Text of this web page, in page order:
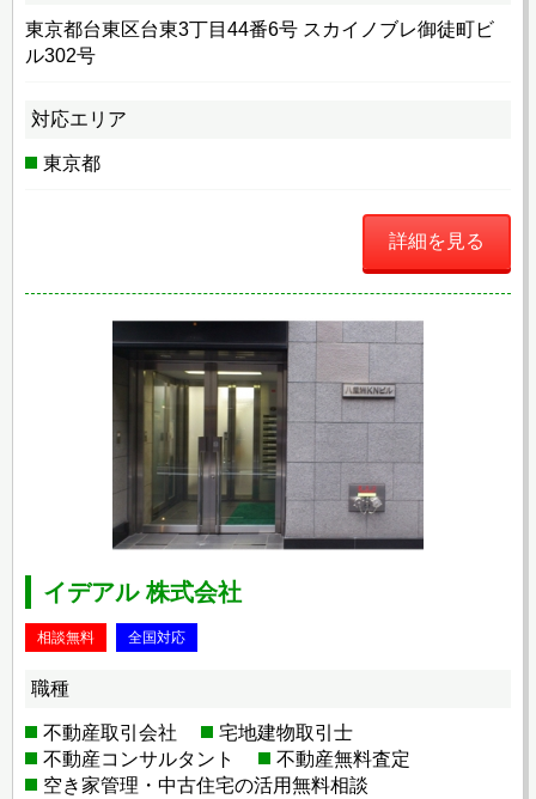
東京都台東区台東3丁目44番6号 スカイノブレ御徒町ビ
ル302号
対応エリア
東京都
詳細を見る
イデアル 株式会社
相談無料 全国対応
職種
不動産取引会社
宅地建物取引士
不動産コンサルタント
不動産無料査定
空き家管理・中古住宅の活用無料相談